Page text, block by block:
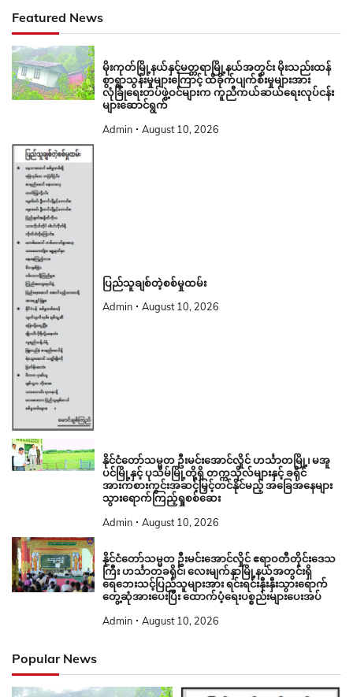
Featured News
မိုးကုတ်မြို့နယ်နှင့်မတ္တရာမြို့နယ်အတွင်း မိုးသည်းထန်
စွာရွာသွန်းမှုများကြောင့် ထိခိုက်ပျက်စီးမှုများအား
လုံခြုံရေးတပ်ဖွဲ့ဝင်များက ကူညီကယ်ဆယ်ရေးလုပ်ငန်း
များဆောင်ရွက်
Admin August 10, 2026
ပြည်သူချစ်တဲ့စစ်မှုထမ်း
Admin August 10, 2026
နိုင်ငံတော်သမ္မတ ဦးမင်းအောင်လှိုင် ဟင်္သာတမြို့၊ မအူ
ပင်မြို့နှင့် ပုသိမ်မြို့တို့ရှိ တက္ကသိုလ်များနှင့် ခရိုင်
အားကစားကွင်းအဆင့်မြှင့်တင်နိုင်မည့် အခြေအနေများ
သွားရောက်ကြည့်ရှုစစ်ဆေး
Admin August 10, 2026
နိုင်ငံတော်သမ္မတ ဦးမင်းအောင်လှိုင် ဧရာဝတီတိုင်းဒေသ
ကြီး ဟင်္သာတခရိုင်၊ လေးမျက်နှာမြို့နယ်အတွင်းရှိ
ရေဘေးသင့်ပြည်သူများအား ရင်းရင်းနှီးနှီးသွားရောက်
တွေ့ဆုံအားပေးပြီး ထောက်ပံ့ရေးပစ္စည်းများပေးအပ်
Admin August 10, 2026
Popular News